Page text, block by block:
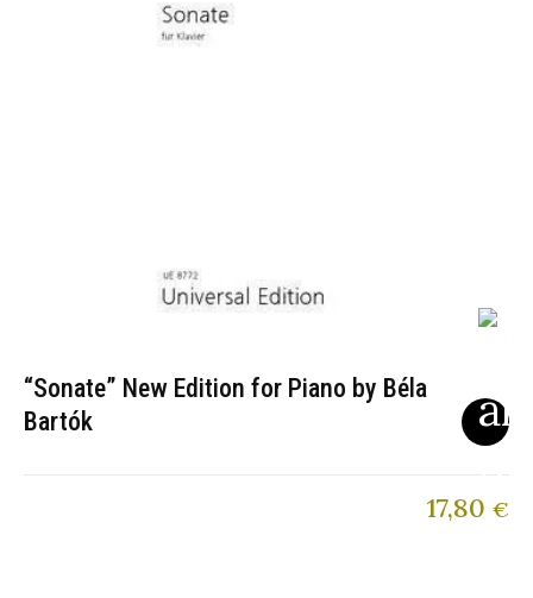
“Sonate” New Edition for Piano by Béla
Bartók
17,80 €